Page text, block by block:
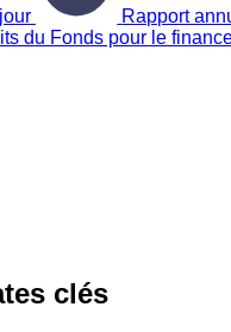
Rapport
du Fonds pour le
clés